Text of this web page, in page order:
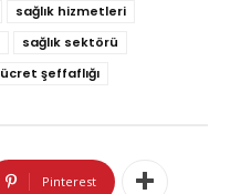
sağlık hizmetleri
sağlık sektörü
ücret şeffaflığı
Pinterest